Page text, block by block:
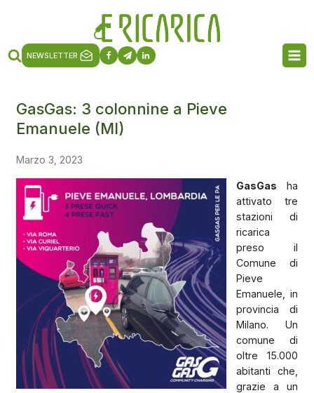
NEWSLETTER
GasGas: 3 colonnine a Pieve
Emanuele (MI)
Marzo 3, 2023
GasGas ha
attivato tre
stazioni di
ricarica
preso il
Comune di
Pieve
Emanuele, in
provincia di
Milano. Un
comune di
oltre 15.000
abitanti che,
grazie a un